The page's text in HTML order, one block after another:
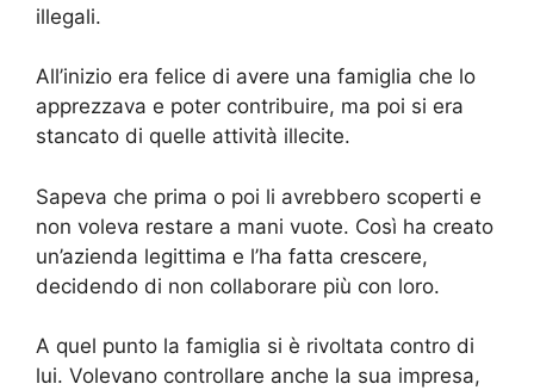
illegali.
All’inizio era felice di avere una famiglia che lo
apprezzava e poter contribuire, ma poi si era
stancato di quelle attività illecite.
Sapeva che prima o poi li avrebbero scoperti e
non voleva restare a mani vuote. Così ha creato
un’azienda legittima e l’ha fatta crescere,
decidendo di non collaborare più con loro.
A quel punto la famiglia si è rivoltata contro di
lui. Volevano controllare anche la sua impresa,